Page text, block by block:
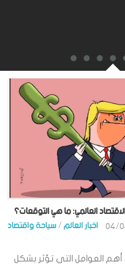
العالمي: ما هي التوقعات؟
اخبار العالم/سياحة واقتصاد 04/
أهم العوامل التي تؤثر بشكل